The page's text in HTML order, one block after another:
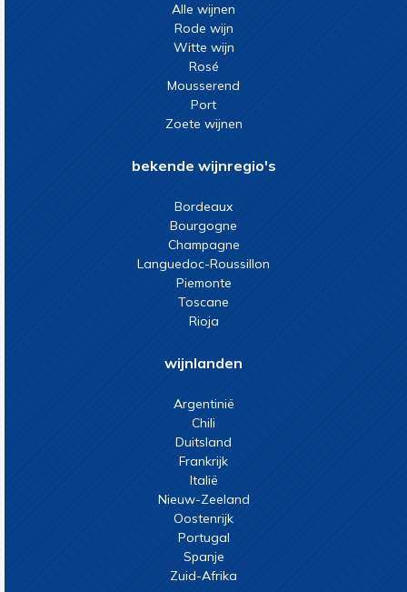
Alle wijnen
Rode wijn
Witte wijn
Rosé
Mousserend
Port
Zoete wijnen
bekende wijnregio's
Bordeaux
Bourgogne
Champagne
Languedoc-Roussillon
Piemonte
Toscane
Rioja
wijnlanden
Argentinië
Chili
Duitsland
Frankrijk
Italië
Nieuw-Zeeland
Oostenrijk
Portugal
Spanje
Zuid-Afrika